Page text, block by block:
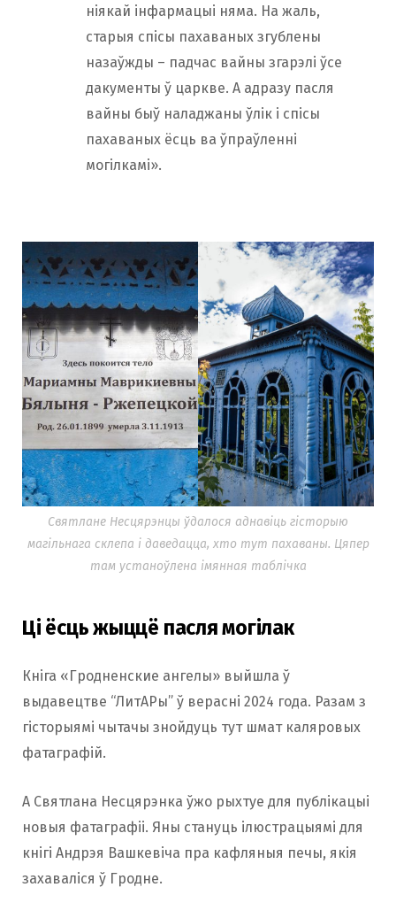
ніякай інфармацыі няма. На жаль,
старыя спісы пахаваных згублены
назаўжды – падчас вайны згарэлі ўсе
дакументы ў царкве. А адразу пасля
вайны быў наладжаны ўлік і спісы
пахаваных ёсць ва ўпраўленні
могілкамі».
Святлане Несцярэнцы ўдалося аднавіць гісторыю
магільнага склепа і даведацца, хто тут пахаваны. Цяпер
там устаноўлена імянная таблічка
Ці ёсць жыццё пасля могілак
Кніга «Гродненские ангелы» выйшла ў
выдавецтве “ЛитАРы” ў верасні 2024 года. Разам з
гісторыямі чытачы знойдуць тут шмат каляровых
фатаграфій.
А Святлана Несцярэнка ўжо рыхтуе для публікацыі
новыя фатаграфіі. Яны стануць ілюстрацыямі для
кнігі Андрэя Вашкевіча пра кафляныя печы, якія
захаваліся ў Гродне.